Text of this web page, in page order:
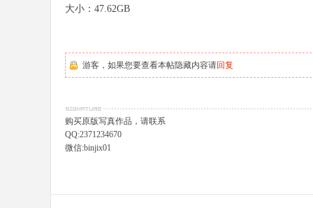
大小：47.62GB
游客，如果您要查看本帖隐藏内容请回复
购买原版写真作品，请联系
QQ:2371234670
微信:binjix01